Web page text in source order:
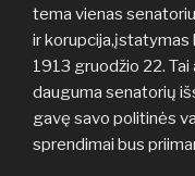
tema vienas
ir korupcija,įstatymas
1913 gruodžio 22.
dauguma senatorių
gavę savo politinės
sprendimai bus